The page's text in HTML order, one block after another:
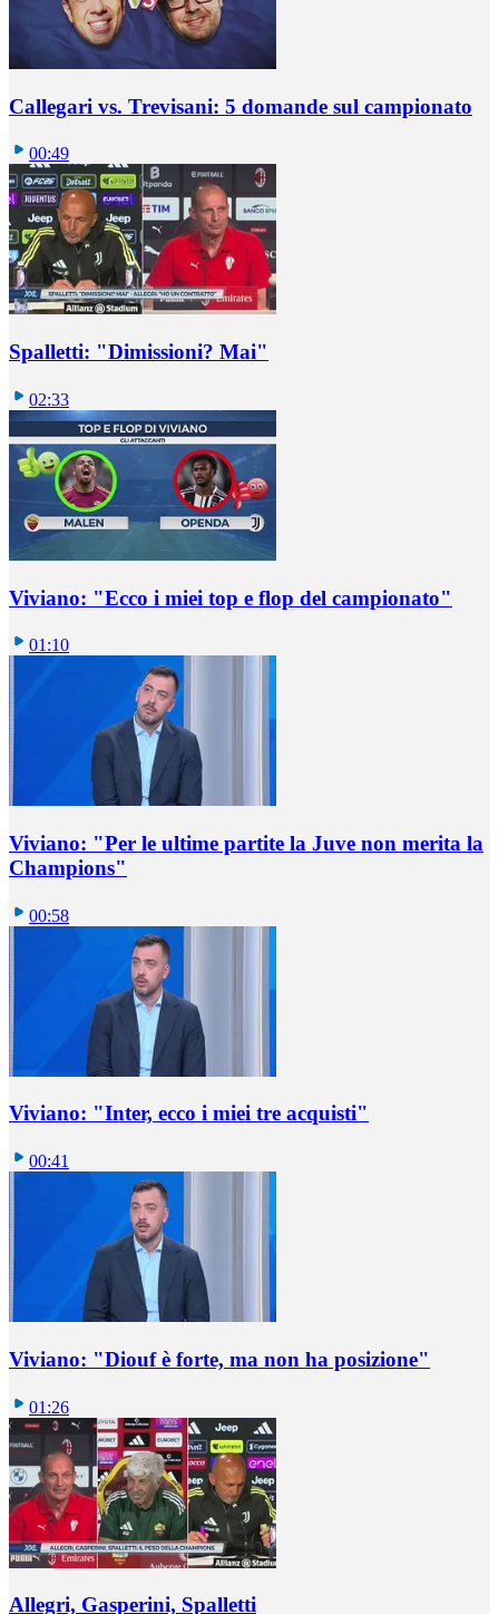
Callegari vs. Trevisani: 5 domande sul campionato
00:49
Spalletti: "Dimissioni? Mai"
02:33
Viviano: "Ecco i miei top e flop del campionato"
01:10
Viviano: "Per le ultime partite la Juve non merita la
Champions"
00:58
Viviano: "Inter, ecco i miei tre acquisti"
00:41
Viviano: "Diouf è forte, ma non ha posizione"
01:26
Allegri, Gasperini, Spalletti